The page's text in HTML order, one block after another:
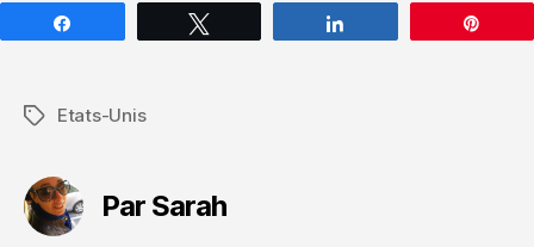
Étiquettes
Etats-Unis
Par Sarah